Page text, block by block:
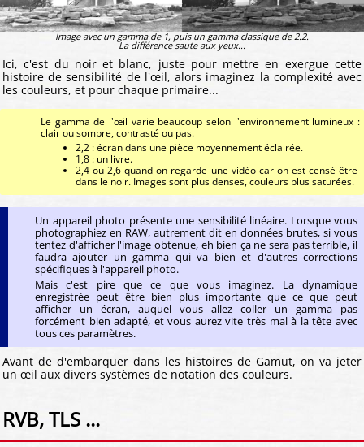
Image avec un gamma de 1, puis un gamma classique de 2.2.
La différence saute aux yeux...
Ici, c'est du noir et blanc, juste pour mettre en exergue cette
histoire de sensibilité de l'œil, alors imaginez la complexité avec
les couleurs, et pour chaque primaire...
Le gamma de l'œil varie beaucoup selon l'environnement lumineux :
clair ou sombre, contrasté ou pas.
2,2 : écran dans une pièce moyennement éclairée.
1,8 : un livre.
2,4 ou 2,6 quand on regarde une vidéo car on est censé être
dans le noir. Images sont plus denses, couleurs plus saturées.
Un appareil photo présente une sensibilité linéaire. Lorsque vous
photographiez en RAW, autrement dit en données brutes, si vous
tentez d'afficher l'image obtenue, eh bien ça ne sera pas terrible, il
faudra ajouter un gamma qui va bien et d'autres corrections
spécifiques à l'appareil photo.
Mais c'est pire que ce que vous imaginez. La dynamique
enregistrée peut être bien plus importante que ce que peut
afficher un écran, auquel vous allez coller un gamma pas
forcément bien adapté, et vous aurez vite très mal à la tête avec
tous ces paramètres.
Avant de d'embarquer dans les histoires de Gamut, on va jeter
un œil aux divers systèmes de notation des couleurs.
RVB, TLS ...